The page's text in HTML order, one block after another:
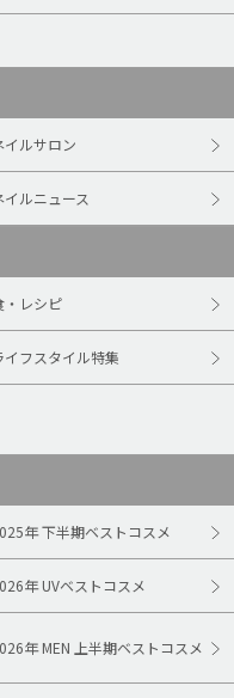
イルサロン
イルニュース
・レシピ
イフスタイル特集
年 下半期ベストコスメ
年 UVベストコスメ
年 MEN 上半期ベストコスメ